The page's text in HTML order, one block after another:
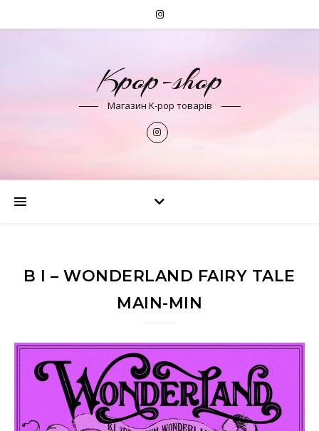
Kpop-shop
Магазин K-pop товарів
B I – WONDERLAND FAIRY TALE
MAIN-MIN